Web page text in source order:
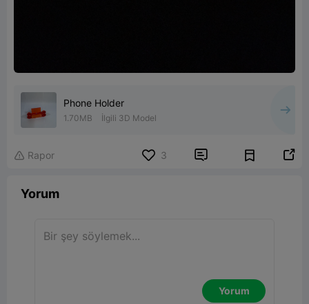
Phone Holder
1.70MB İlgili 3D Model
 Rapor 3  
Yorum
Yorum